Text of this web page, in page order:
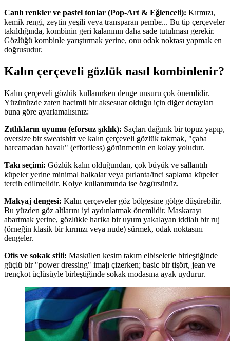
Canlı renkler ve pastel tonlar (Pop-Art & Eğlenceli): Kırmızı,
kemik rengi, zeytin yeşili veya transparan pembe... Bu tip çerçeveler
takıldığında, kombinin geri kalanının daha sade tutulması gerekir.
Gözlüğü kombinle yarıştırmak yerine, onu odak noktası yapmak en
doğrusudur.
Kalın çerçeveli gözlük nasıl kombinlenir?
Kalın çerçeveli gözlük kullanırken denge unsuru çok önemlidir.
Yüzünüzde zaten hacimli bir aksesuar olduğu için diğer detayları
buna göre ayarlamalısınız:
Zıtlıkların uyumu (eforsuz şıklık): Saçları dağınık bir topuz yapıp,
oversize bir sweatshirt ve kalın çerçeveli gözlük takmak, "çaba
harcamadan havalı" (effortless) görünmenin en kolay yoludur.
Takı seçimi: Gözlük kalın olduğundan, çok büyük ve sallantılı
küpeler yerine minimal halkalar veya pırlanta/inci saplama küpeler
tercih edilmelidir. Kolye kullanımında ise özgürsünüz.
Makyaj dengesi: Kalın çerçeveler göz bölgesine gölge düşürebilir.
Bu yüzden göz altlarını iyi aydınlatmak önemlidir. Maskarayı
abartmak yerine, gözlükle harika bir uyum yakalayan iddialı bir ruj
(örneğin klasik bir kırmızı veya nude) sürmek, odak noktasını
dengeler.
Ofis ve sokak stili: Maskülen kesim takım elbiselerle birleştiğinde
güçlü bir "power dressing" imajı çizerken; basic bir tişört, jean ve
trençkot üçlüsüyle birleştiğinde sokak modasına ayak uydurur.